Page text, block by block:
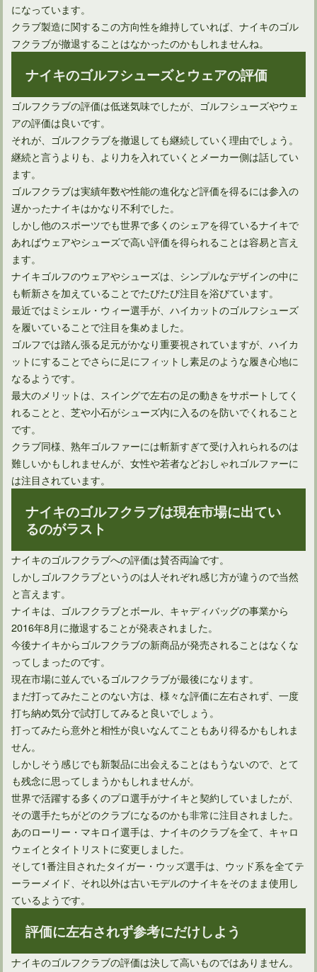
になっています。
クラブ製造に関するこの方向性を維持していれば、ナイキのゴル
フクラブが撤退することはなかったのかもしれませんね。
ナイキのゴルフシューズとウェアの評価
ゴルフクラブの評価は低迷気味でしたが、ゴルフシューズやウェ
アの評価は良いです。
それが、ゴルフクラブを撤退しても継続していく理由でしょう。
継続と言うよりも、より力を入れていくとメーカー側は話してい
ます。
ゴルフクラブは実績年数や性能の進化など評価を得るには参入の
遅かったナイキはかなり不利でした。
しかし他のスポーツでも世界で多くのシェアを得ているナイキで
あればウェアやシューズで高い評価を得られることは容易と言え
ます。
ナイキゴルフのウェアやシューズは、シンプルなデザインの中に
も斬新さを加えていることでたびたび注目を浴びています。
最近ではミシェル・ウィー選手が、ハイカットのゴルフシューズ
を履いていることで注目を集めました。
ゴルフでは踏ん張る足元がかなり重要視されていますが、ハイカ
ットにすることでさらに足にフィットし素足のような履き心地に
なるようです。
最大のメリットは、スイングで左右の足の動きをサポートしてく
れることと、芝や小石がシューズ内に入るのを防いでくれること
です。
クラブ同様、熟年ゴルファーには斬新すぎて受け入れられるのは
難しいかもしれませんが、女性や若者などおしゃれゴルファーに
は注目されています。
ナイキのゴルフクラブは現在市場に出てい
るのがラスト
ナイキのゴルフクラブへの評価は賛否両論です。
しかしゴルフクラブというのは人それぞれ感じ方が違うので当然
と言えます。
ナイキは、ゴルフクラブとボール、キャディバッグの事業から
2016年8月に撤退することが発表されました。
今後ナイキからゴルフクラブの新商品が発売されることはなくな
ってしまったのです。
現在市場に並んでいるゴルフクラブが最後になります。
まだ打ってみたことのない方は、様々な評価に左右されず、一度
打ち納め気分で試打してみると良いでしょう。
打ってみたら意外と相性が良いなんてこともあり得るかもしれま
せん。
しかしそう感じでも新製品に出会えることはもうないので、とて
も残念に思ってしまうかもしれませんが。
世界で活躍する多くのプロ選手がナイキと契約していましたが、
その選手たちがどのクラブになるのかも非常に注目されました。
あのローリー・マキロイ選手は、ナイキのクラブを全て、キャロ
ウェイとタイトリストに変更しました。
そして1番注目されたタイガー・ウッズ選手は、ウッド系を全てテ
ーラーメイド、それ以外は古いモデルのナイキをそのまま使用し
ているようです。
評価に左右されず参考にだけしよう
ナイキのゴルフクラブの評価は決して高いものではありません。